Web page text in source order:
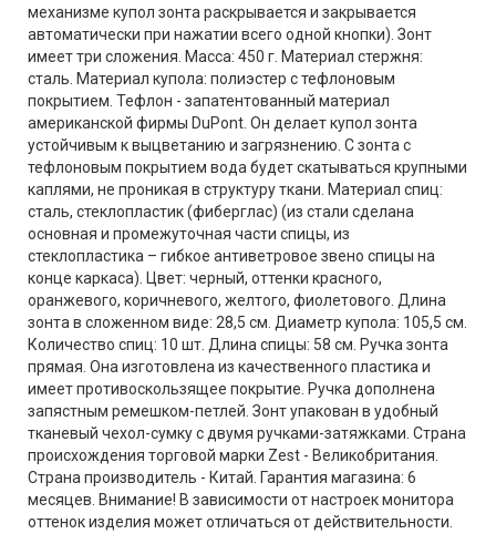
механизме купол зонта раскрывается и закрывается
автоматически при нажатии всего одной кнопки). Зонт
имеет три сложения. Масса: 450 г. Материал стержня:
сталь. Материал купола: полиэстер с тефлоновым
покрытием. Тефлон - запатентованный материал
американской фирмы DuPont. Он делает купол зонта
устойчивым к выцветанию и загрязнению. С зонта с
тефлоновым покрытием вода будет скатываться крупными
каплями, не проникая в структуру ткани. Материал спиц:
сталь, стеклопластик (фиберглас) (из стали сделана
основная и промежуточная части спицы, из
стеклопластика – гибкое антиветровое звено спицы на
конце каркаса). Цвет: черный, оттенки красного,
оранжевого, коричневого, желтого, фиолетового. Длина
зонта в сложенном виде: 28,5 см. Диаметр купола: 105,5 см.
Количество спиц: 10 шт. Длина спицы: 58 см. Ручка зонта
прямая. Она изготовлена из качественного пластика и
имеет противоскользящее покрытие. Ручка дополнена
запястным ремешком-петлей. Зонт упакован в удобный
тканевый чехол-сумку с двумя ручками-затяжками. Страна
происхождения торговой марки Zest - Великобритания.
Страна производитель - Китай. Гарантия магазина: 6
месяцев. Внимание! В зависимости от настроек монитора
оттенок изделия может отличаться от действительности.